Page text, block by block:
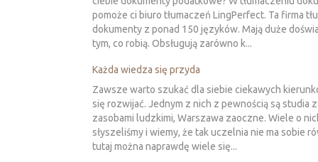
pomoże ci biuro tłumaczeń LingPerfect. Ta firma
dokumenty z ponad 150 języków. Mają duże
tym, co robią. Obsługują zarówno k...
Każda wiedza się przyda
Zawsze warto szukać dla siebie ciekawych
się rozwijać. Jednym z nich z pewnością są studia
zasobami ludzkimi, Warszawa zaoczne. Wiele o
słyszeliśmy i wiemy, że tak uczelnia nie ma sobie
tutaj można naprawdę wiele się...